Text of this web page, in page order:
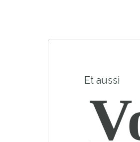
Et aussi